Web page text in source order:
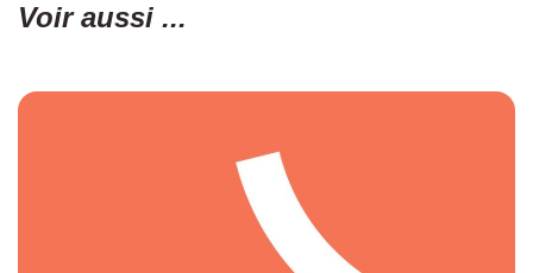
Voir aussi ...